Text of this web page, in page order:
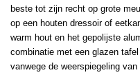
beste tot zijn recht op grote
op een houten dressoir of
warm hout en het gepolijste
combinatie met een glazen
vanwege de weerspiegeling